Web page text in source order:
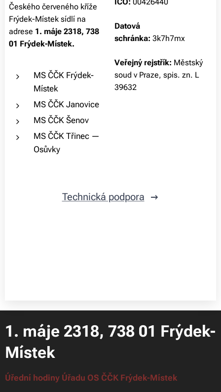
Českého červeného kříže
Frýdek-Místek sídlí na
adrese 1. máje 2318, 738
01 Frýdek-Místek.
MS ČČK Frýdek-
Místek
MS ČČK Janovice
MS ČČK Šenov
MS ČČK Třinec —
Osůvky
Datová
schránka: 3k7h7mx
Veřejný rejstřík: Městský
soud v Praze, spis. zn. L
39632
Technická podpora
1. máje 2318, 738 01 Frýdek-
Místek
Úřední hodiny Úřadu OS ČČK Frýdek-Místek